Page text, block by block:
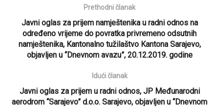
Prethodni članak
Javni oglas za prijem namještenika u radni odnos na
određeno vrijeme do povratka privremeno odsutnih
namještenika, Kantonalno tužilaštvo Kantona Sarajevo,
objavljen u “Dnevnom avazu”, 20.12.2019. godine
Idući članak
Javni oglas za prijem u radni odnos, JP Međunarodni
aerodrom “Sarajevo” d.o.o. Sarajevo, objavljen u “Dnevnom